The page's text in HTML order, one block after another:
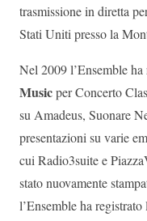
trasmissione in diretta
Stati Uniti presso la
Nel 2009 l’Ensemble
Musicper Concerto
su Amadeus, Suonare
presentazioni su varie
cui Radio3suite e
stato nuovamente
l’Ensemble ha